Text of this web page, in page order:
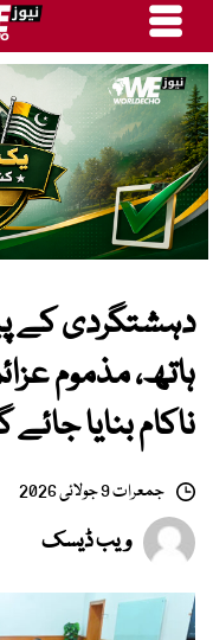
دہشتگردی کے
ہاتھ، مذموم
ناکام بنایا
جمعرات 9 جولائی 2026
ویب ڈیسک